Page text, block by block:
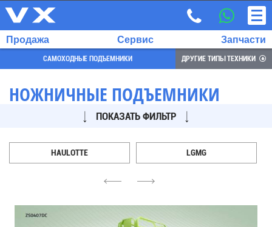
RU
EN
700
Продажа Сервис Запчасти
САМОХОДНЫЕ ПОДЪЕМНИКИ ДРУГИЕ ТИПЫ ТЕХНИКИ
НОЖНИЧНЫЕ ПОДЪЕМНИКИ
4
HAULOTTE LGMG
6
ПОКАЗАТЬ ФИЛЬТР